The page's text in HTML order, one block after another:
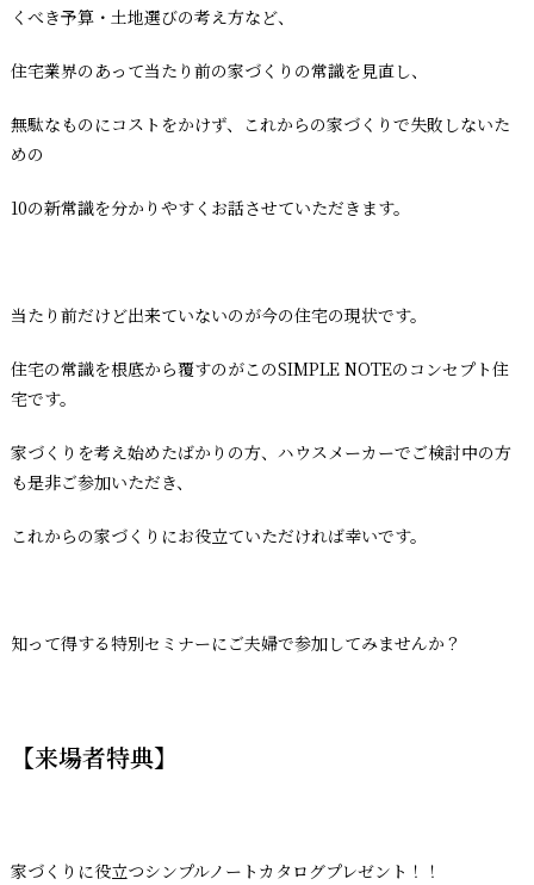
くべき予算・土地選びの考え方など、
住宅業界のあって当たり前の家づくりの常識を見直し、
無駄なものにコストをかけず、これからの家づくりで失敗しないた
めの
10の新常識を分かりやすくお話させていただきます。
当たり前だけど出来ていないのが今の住宅の現状です。
住宅の常識を根底から覆すのがこのSIMPLE NOTEのコンセプト住
宅です。
家づくりを考え始めたばかりの方、ハウスメーカーでご検討中の方
も是非ご参加いただき、
これからの家づくりにお役立ていただければ幸いです。
知って得する特別セミナーにご夫婦で参加してみませんか？
【来場者特典】
家づくりに役立つシンプルノートカタログプレゼント！！